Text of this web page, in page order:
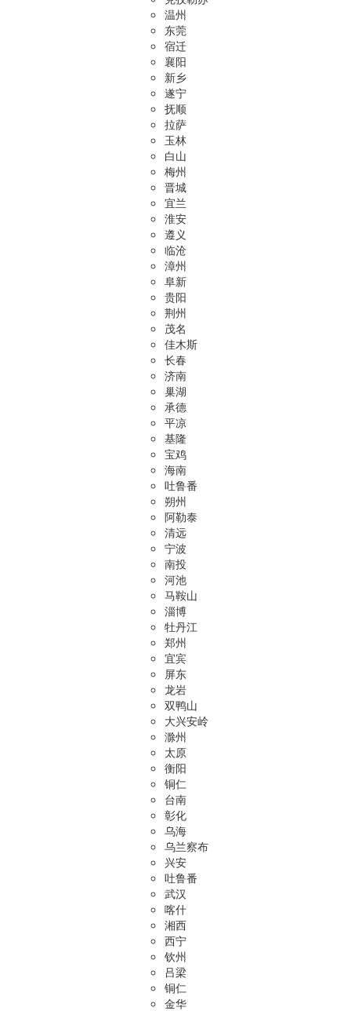
温州
东莞
宿迁
襄阳
新乡
遂宁
抚顺
拉萨
玉林
白山
梅州
晋城
宜兰
淮安
遵义
临沧
漳州
阜新
贵阳
荆州
茂名
佳木斯
长春
济南
巢湖
承德
平凉
基隆
宝鸡
海南
吐鲁番
朔州
阿勒泰
清远
宁波
南投
河池
马鞍山
淄博
牡丹江
郑州
宜宾
屏东
龙岩
双鸭山
大兴安岭
滁州
太原
衡阳
铜仁
台南
彰化
乌海
乌兰察布
兴安
吐鲁番
武汉
喀什
湘西
西宁
钦州
吕梁
铜仁
金华